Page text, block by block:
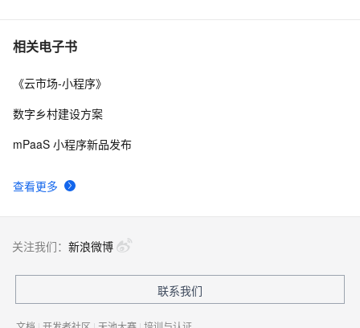
10
相关电子书
查看更多
《云市场-小程序》
数字乡村建设方案
mPaaS 小程序新品发布
关注我们： 新浪微博
联系我们